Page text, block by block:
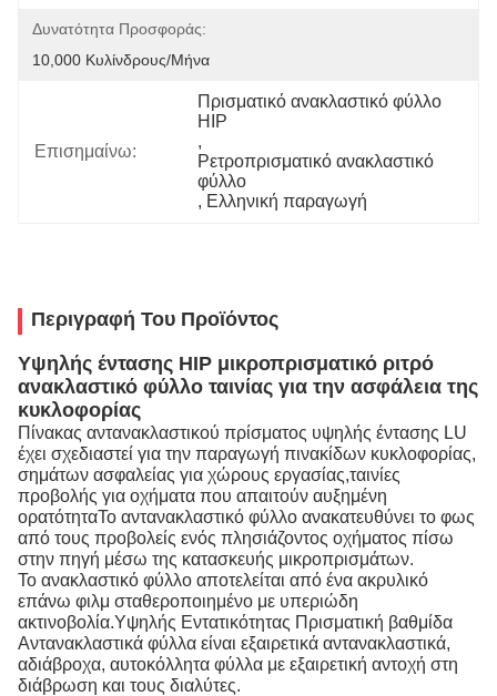
Δυνατότητα Προσφοράς:
10,000 Κυλίνδρους/μήνα
Επισημαίνω:
Πρισματικό ανακλαστικό φύλλο
HIP
,
Ρετροπρισματικό ανακλαστικό
φύλλο
, Ελληνική παραγωγή
Περιγραφή Του Προϊόντος
Υψηλής έντασης HIP μικροπρισματικό ριτρό
ανακλαστικό φύλλο ταινίας για την ασφάλεια της
κυκλοφορίας
Πίνακας αντανακλαστικού πρίσματος υψηλής έντασης LU
έχει σχεδιαστεί για την παραγωγή πινακίδων κυκλοφορίας,
σημάτων ασφαλείας για χώρους εργασίας,ταινίες
προβολής για οχήματα που απαιτούν αυξημένη
ορατότηταΤο αντανακλαστικό φύλλο ανακατευθύνει το φως
από τους προβολείς ενός πλησιάζοντος οχήματος πίσω
στην πηγή μέσω της κατασκευής μικροπρισμάτων.
Το ανακλαστικό φύλλο αποτελείται από ένα ακρυλικό
επάνω φιλμ σταθεροποιημένο με υπεριώδη
ακτινοβολία.Υψηλής Εντατικότητας Πρισματική βαθμίδα
Αντανακλαστικά φύλλα είναι εξαιρετικά αντανακλαστικά,
αδιάβροχα, αυτοκόλλητα φύλλα με εξαιρετική αντοχή στη
διάβρωση και τους διαλύτες.